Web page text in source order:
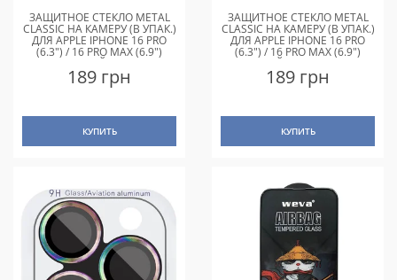
ЗАЩИТНОЕ СТЕКЛО METAL
CLASSIC НА КАМЕРУ (В УПАК.)
ДЛЯ APPLE IPHONE 16 PRO
(6.3") / 16 PRO MAX (6.9")
ЗОЛОТОЙ / GOLD
189 грн
КУПИТЬ
ЗАЩИТНОЕ СТЕКЛО METAL
CLASSIC НА КАМЕРУ (В УПАК.)
ДЛЯ APPLE IPHONE 16 PRO
(6.3") / 16 PRO MAX (6.9")
ЗОЛОТОЙ / DESERT GOLD
189 грн
КУПИТЬ